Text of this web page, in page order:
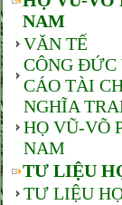
NAM
VĂN TẾ
CÔNG ĐỨC
CÁO TÀI
NGHĨA
HỌ VŨ-VÕ
NAM
TƯ LIỆU
TƯ LIỆU